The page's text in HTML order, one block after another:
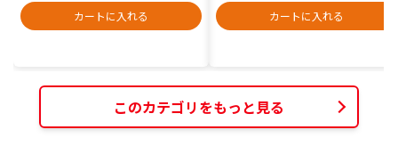
カートに入れる
カートに入れる
このカテゴリをもっと見る